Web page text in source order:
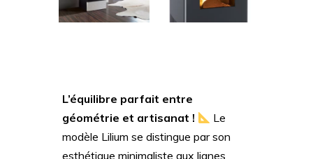
L’équilibre parfait entre
géométrie et artisanat !
Le
modèle Lilium se distingue par son
esthétique minimaliste aux lignes